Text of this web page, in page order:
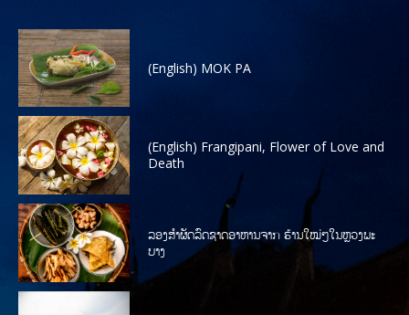
(English) MOK PA
(English) Frangipani, Flower of Love and
Death
ລອງສໍາຜັດລົດຊາດອາຫານຈາກ ຮ້ານໃໝ່ໆໃນຫຼວງພະ
ບາງ